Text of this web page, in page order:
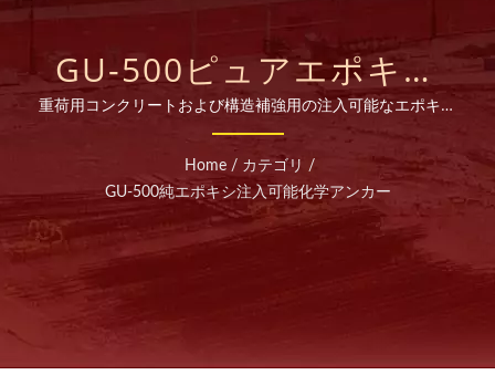
GU-500ピュアエポキシ
注入型化学アンカー | 20
年以上の幅広い注入型化
学アンカー製造業者 |
GOOD USE
重荷用コンクリートおよび構造補強用の注入可能なエポキシ
樹脂アンカー接着剤台湾に拠点を置く当社の工場は、高品質
の化学アンカー（注入モルタル）の製造において28年以上
の専門知識を持ち、世界45カ国以上に輸出しています。
Home / カテゴリ /
GU-500純エポキシ注入可能化学アンカー